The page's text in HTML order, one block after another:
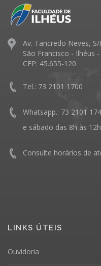
Av. Tancredo Neves, S/
São Francisco - Ilhéus
CEP: 45.655-120
Tel.: 73 2101 1700
Whatsapp.: 73 2101
e sábado das 8h às
Consulte horários de
LINKS ÚTEIS
Ouvidoria